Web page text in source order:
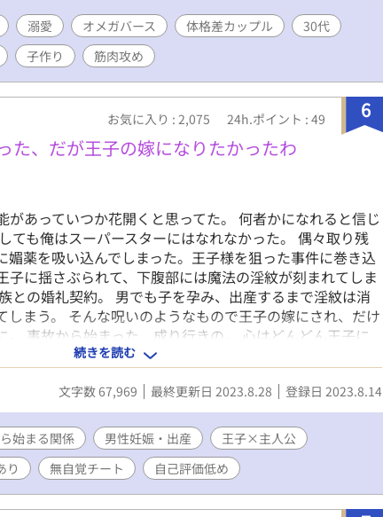
ダー パーソナルトレーナー券プロボディビル選手として
会に参加し生活している。膝の痛みをきっかけに元カノか
の紹介で広の治療院を訪れる。大切な人を守れる強さが欲
いというきっかけで高校生のころから格闘技とトレーニン
グを開始する。20代の頃は総合格闘技で活躍していたボディ
メイクが楽しくなり25歳で格闘技は引退した。身長は195cm
重はオフの時に110kg 大会時は95kg前後。MBTIはESTP。
目の前の相手を大事にしたい気持ちが強い。性欲が強く、オ
。治療を受けていくうちに広に興奮していることに気づ
。男相手は初めてで困惑するが下半身が反応することをき
かけに初めての男相手を広に選び迫っていく。
溺愛 オメガバース 体格差カップル
30代
子作り 筋肉攻め
6
お気に入り : 2,075 24h.ポイント : 49
た、だが王子の嫁になりたかったわ
があっていつか花開くと思ってた。 何者かになれると信じ
ても俺はスーパースターにはなれなかった。 偶々取り残
媚薬を吸い込んでしまった。王子様を狙った事件に巻き込
子に揺さぶられて、下腹部には魔法の淫紋が刻まれてしま
との婚礼契約。 男でも子を孕み、出産するまで淫紋は消
しまう。 そんな呪いのようなもので王子の嫁にされ、だけ
。 事故から始まった、成り行きの。 心はどんどん王子に
ら、俺は自由。 離婚して、生活が保障されて、さよな
て分かっているのに。 こんなに辛い。
続きを読む
文字数 67,969 最終更新日 2023.8.28 登録日 2023.8.14
始まる関係 男性妊娠・出産
王子×主人公
り 無自覚チート 自己評価低め